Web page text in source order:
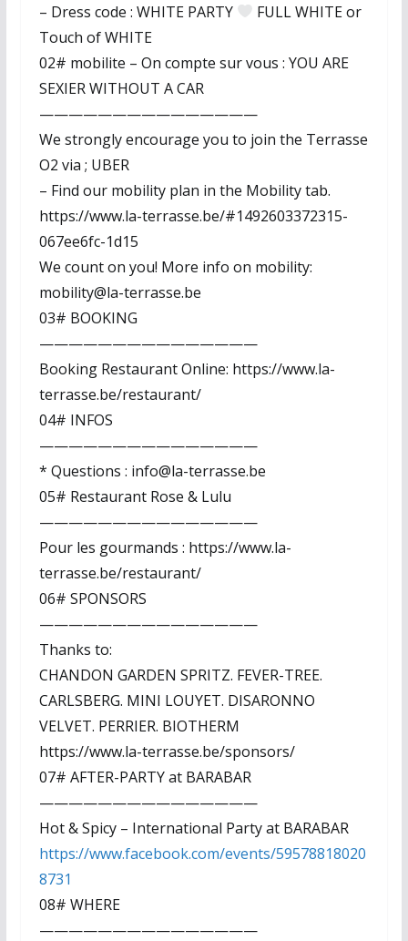
– Dress code : WHITE PARTY
FULL WHITE or
Touch of WHITE
02# mobilite – On compte sur vous : YOU ARE
SEXIER WITHOUT A CAR
———————————————
We strongly encourage you to join the Terrasse
O2 via ; UBER
– Find our mobility plan in the Mobility tab.
https://www.la-terrasse.be/#1492603372315-
067ee6fc-1d15
We count on you! More info on mobility:
mobility@la-terrasse.be
03# BOOKING
———————————————
Booking Restaurant Online: https://www.la-
terrasse.be/restaurant/
04# INFOS
———————————————
* Questions : info@la-terrasse.be
05# Restaurant Rose & Lulu
———————————————
Pour les gourmands : https://www.la-
terrasse.be/restaurant/
06# SPONSORS
———————————————
Thanks to:
CHANDON GARDEN SPRITZ. FEVER-TREE.
CARLSBERG. MINI LOUYET. DISARONNO
VELVET. PERRIER. BIOTHERM
https://www.la-terrasse.be/sponsors/
07# AFTER-PARTY at BARABAR
———————————————
Hot & Spicy – International Party at BARABAR
https://www.facebook.com/events/59578818020
8731
08# WHERE
———————————————